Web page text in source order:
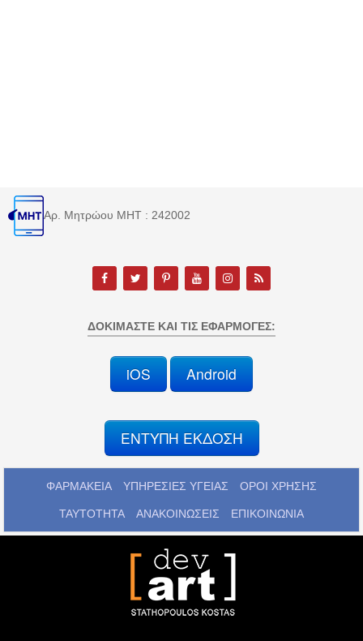
Αρ. Μητρώου MHT : 242002
ΔΟΚΙΜΆΣΤΕ ΚΑΙ ΤΙΣ ΕΦΑΡΜΟΓΈΣ:
iOS Android
ΕΝΤΥΠΗ ΕΚΔΟΣΗ
ΦΑΡΜΑΚΕΙΑ ΥΠΗΡΕΣΙΕΣ ΥΓΕΙΑΣ ΟΡΟΙ ΧΡΗΣΗΣ
ΤΑΥΤΟΤΗΤΑ ΑΝΑΚΟΙΝΩΣΕΙΣ ΕΠΙΚΟΙΝΩΝΙΑ